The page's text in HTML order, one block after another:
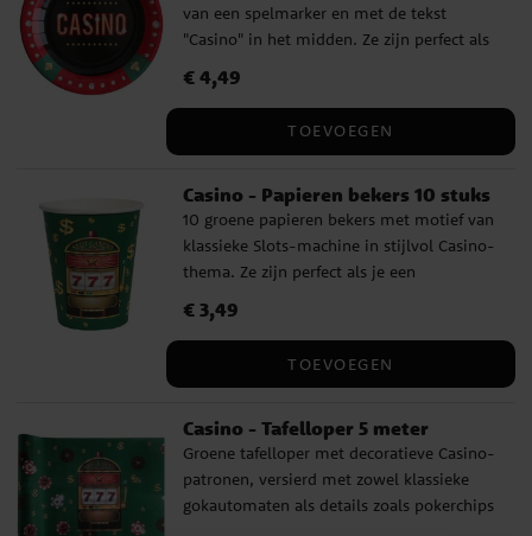
van een spelmarker en met de tekst
"Casino" in het midden. Ze zijn perfect als
met je vrienden wilt organiseren. Ze zijn
themafeest wilt organiseren. De borden
Prijs :€ 4,49
€ 4,49
TOEVOEGEN
Casino - Papieren bekers 10 stuks
10 groene papieren bekers met motief van
klassieke Slots-machine in stijlvol Casino-
thema. Ze zijn perfect als je een
je vrienden wilt organiseren. Ze zijn ook
wilt organiseren. De bekers zijn ongeveer
ongeveer 270 ml.
Prijs:€ 3,49
€ 3,49
TOEVOEGEN
Casino - Tafelloper 5 meter
Groene tafelloper met decoratieve Casino-
patronen, versierd met zowel klassieke
gokautomaten als details zoals pokerchips